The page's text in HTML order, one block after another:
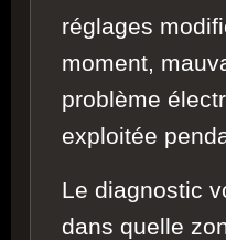
réglages
moment,
problème
exploitée
Le diagnostic
dans quelle